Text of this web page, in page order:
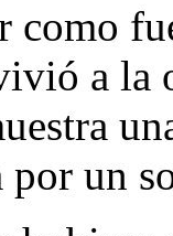
a la
un